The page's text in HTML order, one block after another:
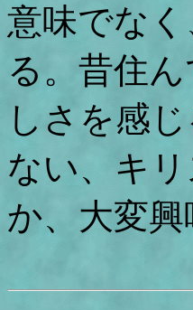
意味でな
る。昔住
しさを感
ない、キ
か、大変興